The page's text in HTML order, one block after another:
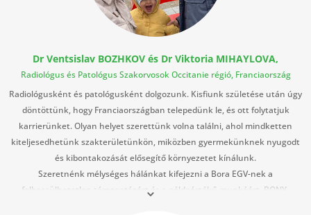
Dr Ventsislav BOZHKOV és Dr Viktoria MIHAYLOVA,
Radiológus és Patológus Szakorvosok Occitanie régió, Franciaország
Radiológusként és patológusként dolgozunk. Kisfiunk születése után úgy
döntöttünk, hogy Franciaországban telepedünk le, és ott folytatjuk
karrierünket. Olyan helyet szerettünk volna találni, ahol mindketten
kiteljesedhetünk szakterületünkön, miközben gyermekünknek nyugodt
és kibontakozását elősegítő környezetet kínálunk.
Szeretnénk mélységes hálánkat kifejezni a Bora EGV-nek a
felbecsülhetetlen támogatásért és a példaértékű munkáért. BONY-